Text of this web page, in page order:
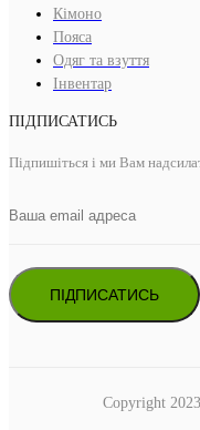
Кімоно
Пояса
Одяг та взуття
Інвентар
ПІДПИСАТИСЬ
Підпишіться і ми Вам
ПІДПИСАТИСЬ
Copyright